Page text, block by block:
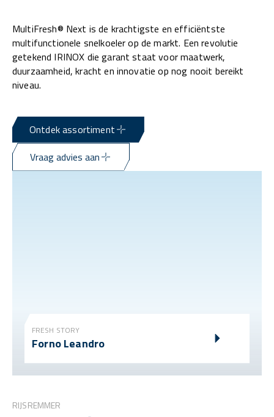
MultiFresh® Next is de krachtigste en efficiëntste
multifunctionele snelkoeler op de markt. Een revolutie
getekend IRINOX die garant staat voor maatwerk,
duurzaamheid, kracht en innovatie op nog nooit bereikt
niveau.
Ontdek assortiment
Vraag advies aan
FRESH STORY
Forno Leandro
RIJSREMMER